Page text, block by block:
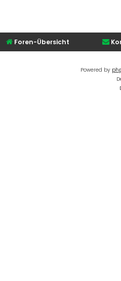
Foren-Übersicht
Powered by